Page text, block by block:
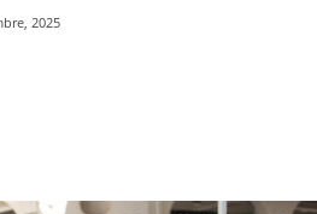
2025